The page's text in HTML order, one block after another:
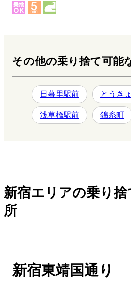
その他の乗り捨て可能
日暮里駅前 とうき
浅草橋駅前 錦糸町
新宿エリアの乗り
所
新宿東靖国通り